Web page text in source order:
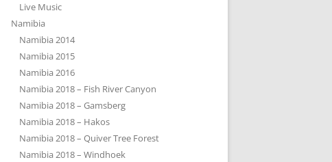
Live Music
Namibia
Namibia 2014
Namibia 2015
Namibia 2016
Namibia 2018 – Fish River Canyon
Namibia 2018 – Gamsberg
Namibia 2018 – Hakos
Namibia 2018 – Quiver Tree Forest
Namibia 2018 – Windhoek